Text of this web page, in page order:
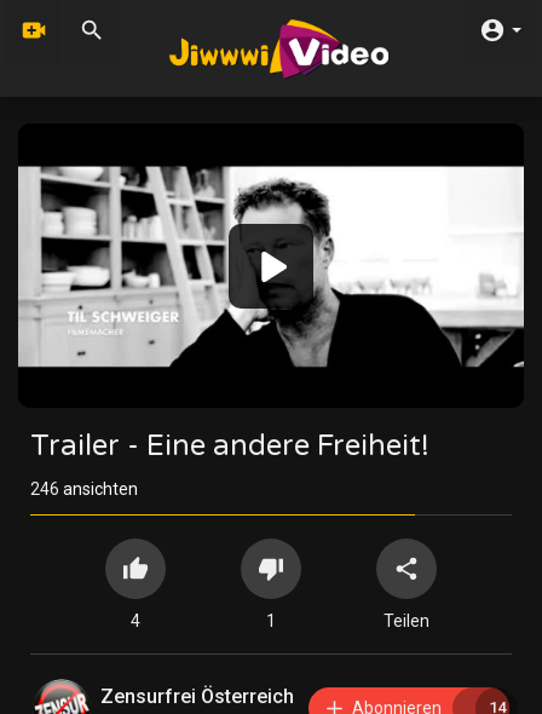
auto
Trailer - Eine andere Freiheit!
246 ansichten
4 1 Teilen
Zensurfrei Österreich Abonnieren 14